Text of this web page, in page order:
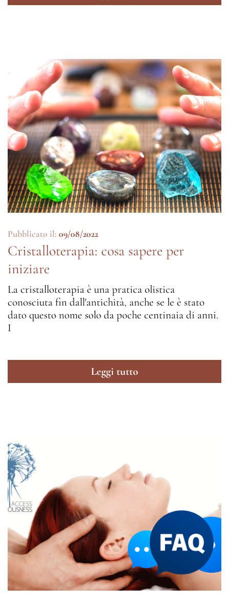
Pubblicato il: 09/08/2022
Cristalloterapia: cosa sapere per
iniziare
La cristalloterapia è una pratica olistica
conosciuta fin dall'antichità, anche se le è stato
dato questo nome solo da poche centinaia di anni.
I
Leggi tutto